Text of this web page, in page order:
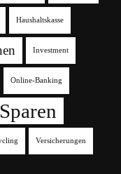
Haushaltskasse
Investment
Online-Banking
Sparen
Versicherungen